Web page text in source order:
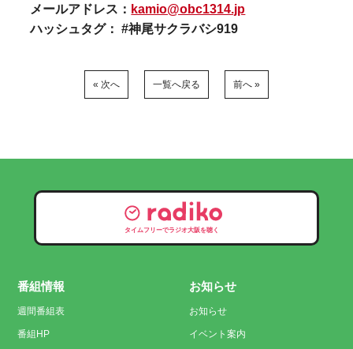
メールアドレス： kamio@obc1314.jp
ハッシュタグ： #神尾サクラバシ919
« 次へ 一覧へ戻る 前へ »
タイムフリーでラジオ大阪を聴く
番組情報
週間番組表
番組HP
お知らせ
お知らせ
イベント案内